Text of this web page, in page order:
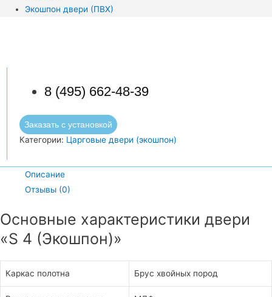
Экошпон двери (ПВХ)
8 (495) 662-48-39
Заказать с установкой
Категории: Царговые двери (экошпон)
Описание
Отзывы (0)
Основные характеристики двери
«S 4 (Экошпон)»
Каркас полотна Брус хвойных пород